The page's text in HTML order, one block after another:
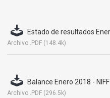
Estado de resultados
Archivo .PDF (148.4k)
Balance Enero 2018 - NIFF
Archivo .PDF (296.5k)